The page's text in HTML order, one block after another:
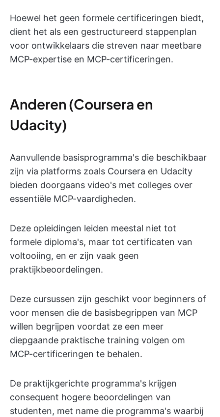
Hoewel het geen formele certificeringen biedt,
dient het als een gestructureerd stappenplan
voor ontwikkelaars die streven naar meetbare
MCP-expertise en MCP-certificeringen.
Anderen (Coursera en
Udacity)
Aanvullende basisprogramma's die beschikbaar
zijn via platforms zoals Coursera en Udacity
bieden doorgaans video's met colleges over
essentiële MCP-vaardigheden.
Deze opleidingen leiden meestal niet tot
formele diploma's, maar tot certificaten van
voltooiing, en er zijn vaak geen
praktijkbeoordelingen.
Deze cursussen zijn geschikt voor beginners of
voor mensen die de basisbegrippen van MCP
willen begrijpen voordat ze een meer
diepgaande praktische training volgen om
MCP-certificeringen te behalen.
De praktijkgerichte programma's krijgen
consequent hogere beoordelingen van
studenten, met name die programma's waarbij